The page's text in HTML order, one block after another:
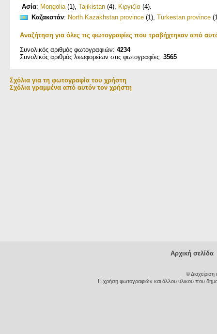
Ασία: Mongolia(1), Tajikistan (4), Κιργιζία (4).
Καζακστάν: North Kazakhstan province (1), Turkestan province
Αναζήτηση για όλες τις φωτογραφίες που τραβήχτηκαν από
Συνολικός αριθμός φωτογραφιών: 4234
Συνολικός αριθμός λεωφορείων στις φωτογραφίες: 3565
Σχόλια για τη φωτογραφία του χρήστη
Σχόλια γραμμένα από αυτόν τον χρήστη
Αρχική σελίδα
©
Η χρήση φωτογραφιών και άλλου υλικού που